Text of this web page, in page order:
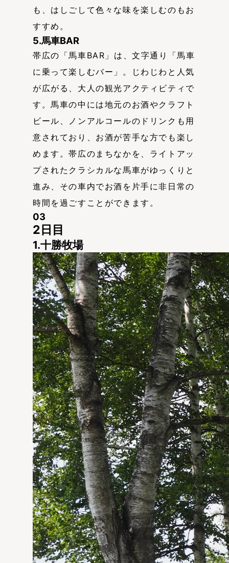
も、はしごして色々な味を楽しむのもお
すすめ。
5.馬車BAR
帯広の「馬車BAR」は、文字通り「馬車
に乗って楽しむバー」。じわじわと人気
が広がる、大人の観光アクティビティで
す。馬車の中には地元のお酒やクラフト
ビール、ノンアルコールのドリンクも用
意されており、お酒が苦手な方でも楽し
めます。帯広のまちなかを、ライトアッ
プされたクラシカルな馬車がゆっくりと
進み、その車内でお酒を片手に非日常の
時間を過ごすことができます。
03
2日目
1.十勝牧場